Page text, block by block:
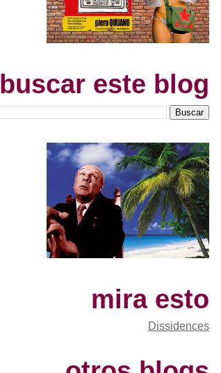
buscar este blog
mira esto
Dissidences